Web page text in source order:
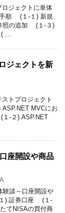
ロジェクトに単体
手順 (１-１) 新規
照の追加 (１-３)
…
ジェクトを新
トプロジェクト
MVCにお
-２) ASP.NET
座開設や商品
験談～口座開設や
) 証券口座 (１-
てNISAの買付商